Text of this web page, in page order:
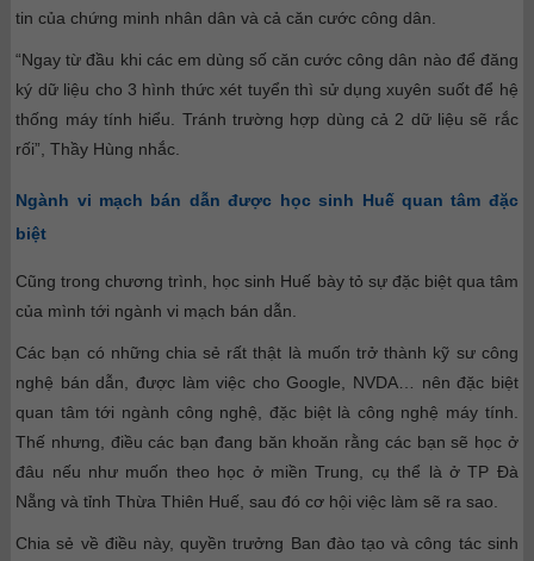
tin của chứng minh nhân dân và cả căn cước công dân.
“Ngay từ đầu khi các em dùng số căn cước công dân nào để đăng
ký dữ liệu cho 3 hình thức xét tuyển thì sử dụng xuyên suốt để hệ
thống máy tính hiểu. Tránh trường hợp dùng cả 2 dữ liệu sẽ rắc
rối”, Thầy Hùng nhắc.
Ngành vi mạch bán dẫn được học sinh Huế quan tâm đặc
biệt
Cũng trong chương trình, học sinh Huế bày tỏ sự đặc biệt qua tâm
của mình tới ngành vi mạch bán dẫn.
Các bạn có những chia sẻ rất thật là muốn trở thành kỹ sư công
nghệ bán dẫn, được làm việc cho Google, NVDA… nên đặc biệt
quan tâm tới ngành công nghệ, đặc biệt là công nghệ máy tính.
Thế nhưng, điều các bạn đang băn khoăn rằng các bạn sẽ học ở
đâu nếu như muốn theo học ở miền Trung, cụ thể là ở TP Đà
Nẵng và tỉnh Thừa Thiên Huế, sau đó cơ hội việc làm sẽ ra sao.
Chia sẻ về điều này, quyền trưởng Ban đào tạo và công tác sinh